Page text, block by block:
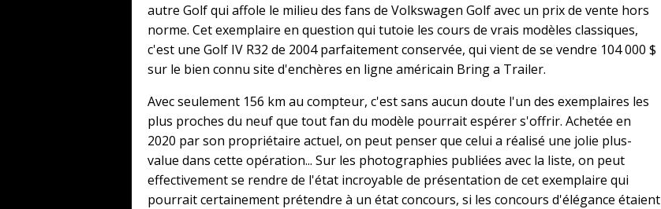
autre Golf qui affole le milieu des fans de Volkswagen Golf avec un prix de vente hors
norme. Cet exemplaire en question qui tutoie les cours de vrais modèles classiques,
c'est une Golf IV R32 de 2004 parfaitement conservée, qui vient de se vendre 104 000 $
sur le bien connu site d'enchères en ligne américain Bring a Trailer.
Avec seulement 156 km au compteur, c'est sans aucun doute l'un des exemplaires les
plus proches du neuf que tout fan du modèle pourrait espérer s'offrir. Achetée en
2020 par son propriétaire actuel, on peut penser que celui a réalisé une jolie plus-
value dans cette opération... Sur les photographies publiées avec la liste, on peut
effectivement se rendre de l'état incroyable de présentation de cet exemplaire qui
pourrait certainement prétendre à un état concours, si les concours d'élégance étaient